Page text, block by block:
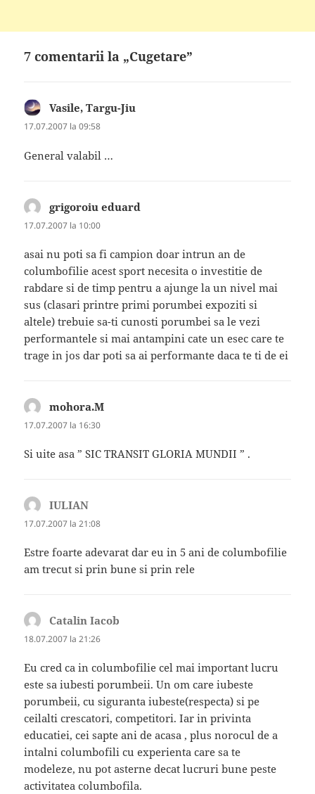
7 comentarii la „Cugetare”
Vasile, Targu-Jiu
17.07.2007 la 09:58
General valabil …
grigoroiu eduard
17.07.2007 la 10:00
asai nu poti sa fi campion doar intrun an de
columbofilie acest sport necesita o investitie de
rabdare si de timp pentru a ajunge la un nivel mai
sus (clasari printre primi porumbei expoziti si
altele) trebuie sa-ti cunosti porumbei sa le vezi
performantele si mai antampini cate un esec care te
trage in jos dar poti sa ai performante daca te ti de ei
mohora.M
17.07.2007 la 16:30
Si uite asa ” SIC TRANSIT GLORIA MUNDII ” .
IULIAN
17.07.2007 la 21:08
Estre foarte adevarat dar eu in 5 ani de columbofilie
am trecut si prin bune si prin rele
Catalin Iacob
18.07.2007 la 21:26
Eu cred ca in columbofilie cel mai important lucru
este sa iubesti porumbeii. Un om care iubeste
porumbeii, cu siguranta iubeste(respecta) si pe
ceilalti crescatori, competitori. Iar in privinta
educatiei, cei sapte ani de acasa , plus norocul de a
intalni columbofili cu experienta care sa te
modeleze, nu pot asterne decat lucruri bune peste
activitatea columbofila.